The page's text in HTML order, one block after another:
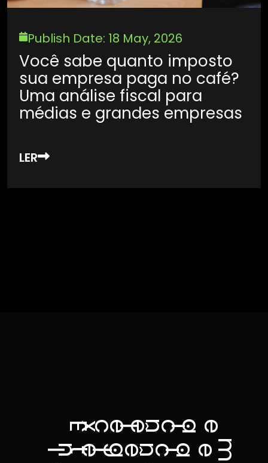
Publish Date: 18 May, 2026
Você sabe quanto imposto
sua empresa paga no café?
Uma análise fiscal para
médias e grandes empresas
LER
E
x
c
e
l
ên
c
i
ae
I
n
t
e
l
i
gên
c
i
ae
m